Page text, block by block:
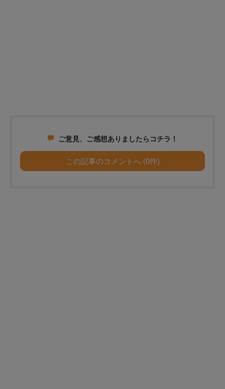
ご意見、ご感想ありましたらコチラ！
この記事のコメントへ (0件)